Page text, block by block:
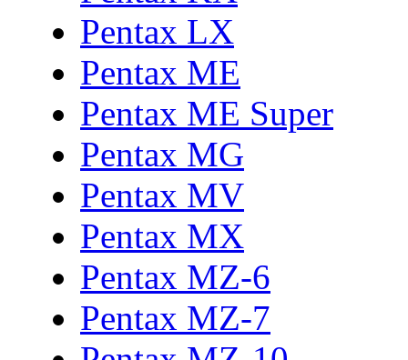
Pentax LX
Pentax ME
Pentax ME Super
Pentax MG
Pentax MV
Pentax MX
Pentax MZ-6
Pentax MZ-7